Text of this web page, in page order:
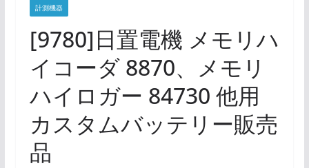
計測機器
[9780]日置電機 メモリハ
イコーダ 8870、メモリ
ハイロガー 84730 他用
カスタムバッテリー販売
品